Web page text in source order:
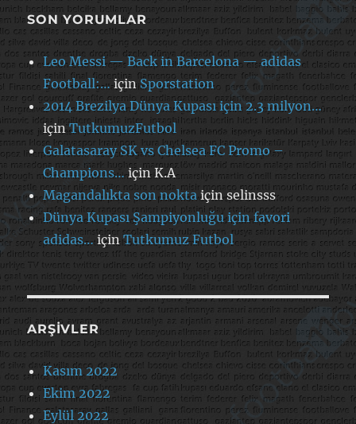
SON YORUMLAR
Leo Messi — Back in Barcelona — adidas
Football:…içinSporstation
2014 Brezilya Dünya Kupası için 2.3 milyon…
içinTutkumuzFutbol
Galatasaray SK vs Chelsea FC Promo –
Champions…içinK.A
Magandalıkta son noktaiçinselinsss
Dünya Kupası Şampiyonluğu için favori
adidas… içinTutkumuz Futbol
ARŞIVLER
Kasım 2022
Ekim 2022
Eylül 2022